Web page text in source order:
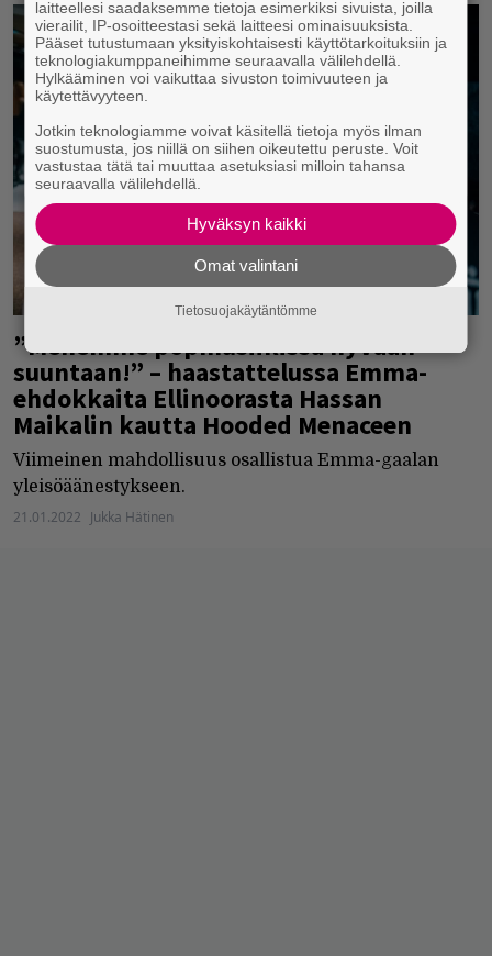
”Menemme popmusiikissa hyvään
suuntaan!” – haastattelussa Emma-
ehdokkaita Ellinoorasta Hassan
Maikalin kautta Hooded Menaceen
Viimeinen mahdollisuus osallistua Emma-gaalan
yleisöäänestykseen.
21.01.2022 Jukka Hätinen
laitteellesi saadaksemme tietoja esimerkiksi sivuista, joilla
vierailit, IP-osoitteestasi sekä laitteesi ominaisuuksista.
Pääset tutustumaan yksityiskohtaisesti käyttötarkoituksiin ja
teknologiakumppaneihimme seuraavalla välilehdellä.
Hylkääminen voi vaikuttaa sivuston toimivuuteen ja
käytettävyyteen.
Jotkin teknologiamme voivat käsitellä tietoja myös ilman
suostumusta, jos niillä on siihen oikeutettu peruste. Voit
vastustaa tätä tai muuttaa asetuksiasi milloin tahansa
seuraavalla välilehdellä.
Hyväksyn kaikki
Omat valintani
Tietosuojakäytäntömme